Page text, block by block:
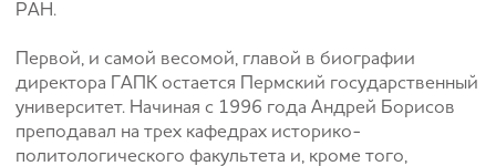
РАН.
Первой, и самой весомой, главой в биографии
директора ГАПК остается Пермский государственный
университет. Начиная с 1996 года Андрей Борисов
преподавал на трех кафедрах историко-
политологического факультета и, кроме того,